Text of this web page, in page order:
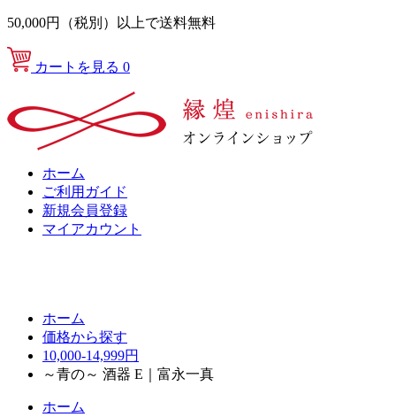
50,000円（税別）以上で送料無料
カートを見る 0
ホーム
ご利用ガイド
新規会員登録
マイアカウント
ホーム
価格から探す
10,000-14,999円
～青の～ 酒器 E｜富永一真
ホーム